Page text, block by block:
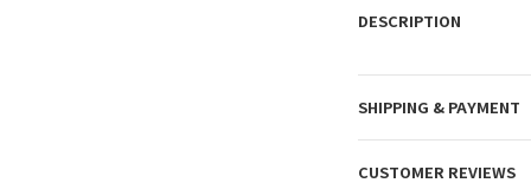
DESCRIPTION
SHIPPING & PAYMENT
CUSTOMER REVIEWS